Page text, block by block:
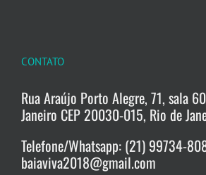
CONTATO
Rua Araújo Porto Alegre, 71, sala
Janeiro CEP 20030-015, Rio de
Telefone/Whatsapp: (21) 99734-
baiaviva2018@gmail.com